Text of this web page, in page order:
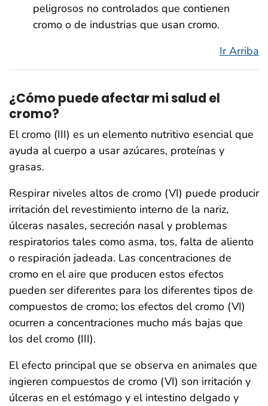
peligrosos no controlados que contienen
cromo o de industrias que usan cromo.
Ir Arriba
¿Cómo puede afectar mi salud el
cromo?
El cromo (III) es un elemento nutritivo esencial que
ayuda al cuerpo a usar azúcares, proteínas y
grasas.
Respirar niveles altos de cromo (VI) puede producir
irritación del revestimiento interno de la nariz,
úlceras nasales, secreción nasal y problemas
respiratorios tales como asma, tos, falta de aliento
o respiración jadeada. Las concentraciones de
cromo en el aire que producen estos efectos
pueden ser diferentes para los diferentes tipos de
compuestos de cromo; los efectos del cromo (VI)
ocurren a concentraciones mucho más bajas que
los del cromo (III).
El efecto principal que se observa en animales que
ingieren compuestos de cromo (VI) son irritación y
úlceras en el estómago y el intestino delgado y